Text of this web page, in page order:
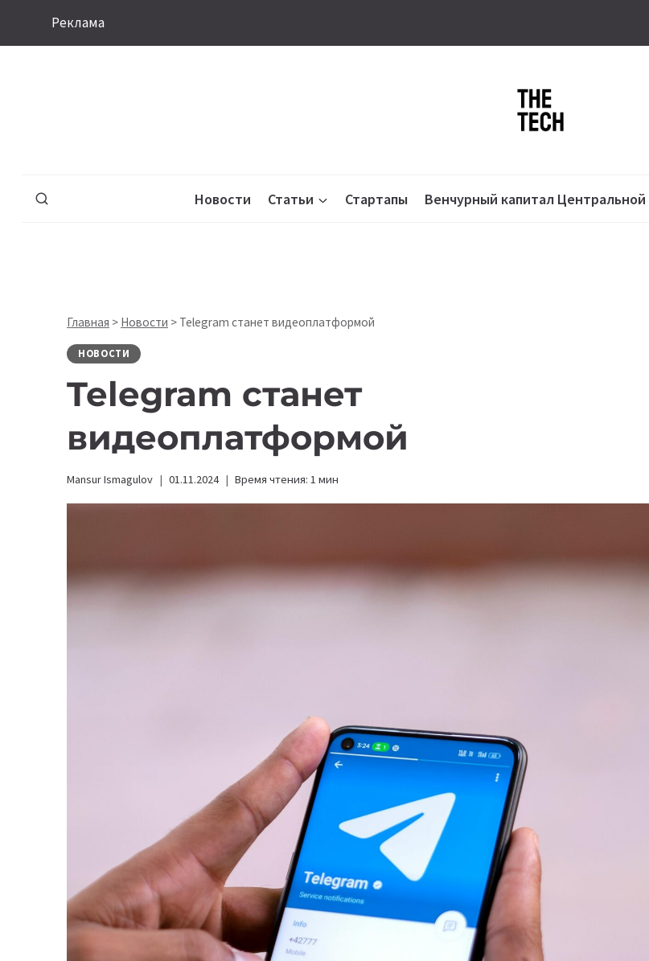
Реклама
Новости Статьи Стартапы Венчурный капитал Центральной
Главная > Новости > Telegram станет видеоплатформой
НОВОСТИ
Telegram станет
видеоплатформой
Mansur Ismagulov 01.11.2024 Время чтения: 1 мин